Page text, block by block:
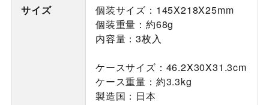
サイズ
個装サイズ：145X218X25mm
個装重量：約68g
内容量：3枚入
ケースサイズ：46.2X30X31.3cm
ケース重量：約3.3kg
製造国：日本